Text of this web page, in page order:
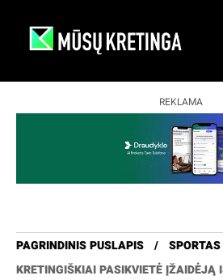
REKLAMA
PAGRINDINIS PUSLAPIS
SPORTAS
KRETINGIŠKIAI PASIKVIETĖ ĮŽAIDĖJĄ